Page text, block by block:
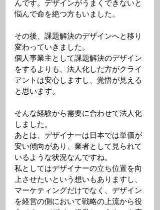
んです。デザインがうまくできないと
悩んで命を絶つ方もいました。
その後、課題解決のデザインへと移り
変わっていきました。
個人事業主として課題解決のデザイン
をするよりも、法人化した方がクライ
アントは安心しますし、覚悟が見える
と思います。
そんな経験から需要に合わせて法人化
しました。
あとは、デザイナーは日本では単価が
安い傾向があり、業者として見られて
いるような状況なんですね。
私としてはデザイナーの立ち位置を向
上させたいという想いもありますし、
マーケティングだけでなく、デザイン
を経営の側において戦略の上流から役